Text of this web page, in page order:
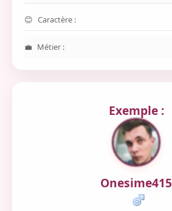
Caractère :
Métier :
Exemple :
Onesime415